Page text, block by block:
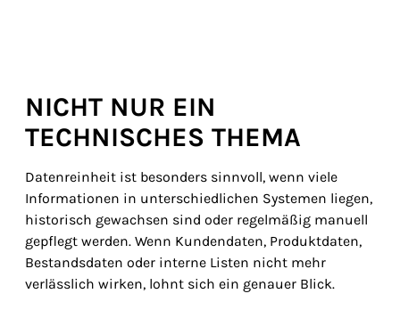
NICHT NUR EIN
TECHNISCHES THEMA
Datenreinheit ist besonders sinnvoll, wenn viele
Informationen in unterschiedlichen Systemen liegen,
historisch gewachsen sind oder regelmäßig manuell
gepflegt werden. Wenn Kundendaten, Produktdaten,
Bestandsdaten oder interne Listen nicht mehr
verlässlich wirken, lohnt sich ein genauer Blick.